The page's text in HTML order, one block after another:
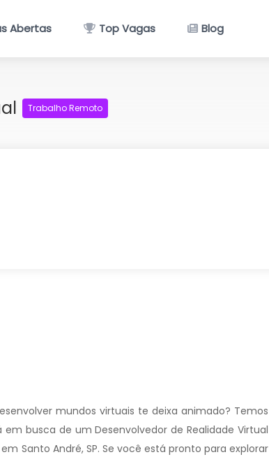
Abertas Top Vagas Blog
Trabalho Remoto
mundos virtuais te deixa animado? Temos
em busca de um Desenvolvedor de Realidade Virtual
Santo André, SP. Se você está pronto para explorar